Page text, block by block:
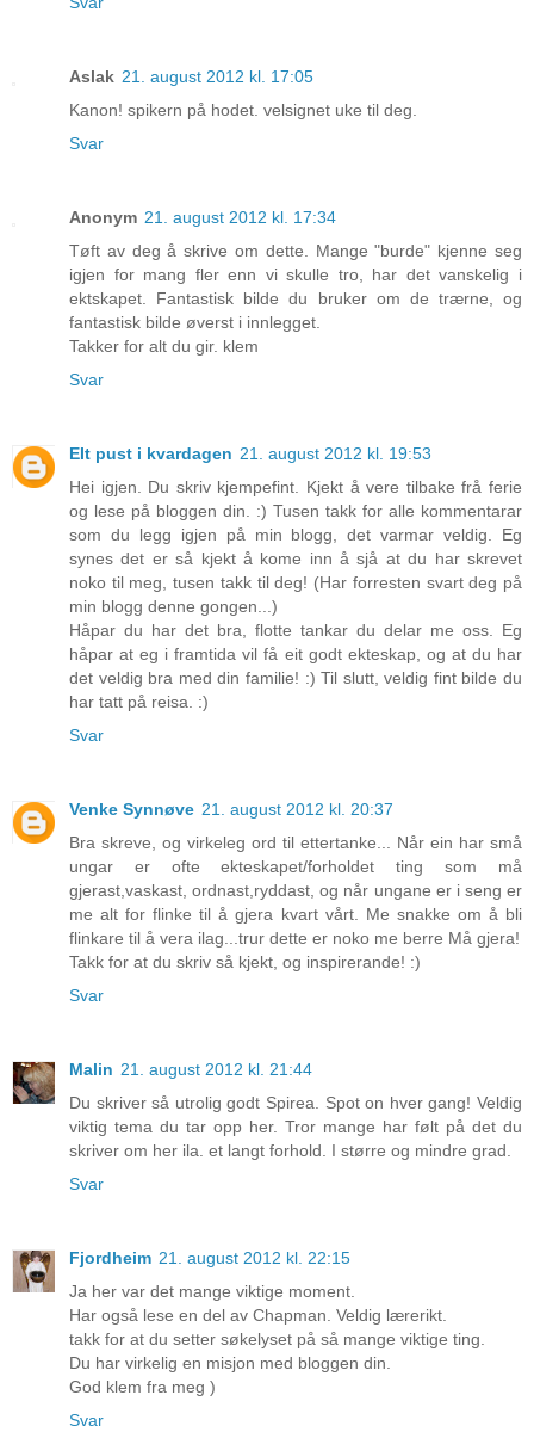
Aslak 21. august 2012 kl. 17:05
Kanon! spikern på hodet. velsignet uke til deg.
Svar
Anonym 21. august 2012 kl. 17:34
Tøft av deg å skrive om dette. Mange "burde" kjenne seg
igjen for mang fler enn vi skulle tro, har det vanskelig i
ektskapet. Fantastisk bilde du bruker om de trærne, og
fantastisk bilde øverst i innlegget.
Takker for alt du gir. klem
Svar
EIt pust i kvardagen 21. august 2012 kl. 19:53
Hei igjen. Du skriv kjempefint. Kjekt å vere tilbake frå ferie
og lese på bloggen din. :) Tusen takk for alle kommentarar
som du legg igjen på min blogg, det varmar veldig. Eg
synes det er så kjekt å kome inn å sjå at du har skrevet
noko til meg, tusen takk til deg! (Har forresten svart deg på
min blogg denne gongen...)
Håpar du har det bra, flotte tankar du delar me oss. Eg
håpar at eg i framtida vil få eit godt ekteskap, og at du har
det veldig bra med din familie! :) Til slutt, veldig fint bilde du
har tatt på reisa. :)
Svar
Venke Synnøve 21. august 2012 kl. 20:37
Bra skreve, og virkeleg ord til ettertanke... Når ein har små
ungar er ofte ekteskapet/forholdet ting som må
gjerast,vaskast, ordnast,ryddast, og når ungane er i seng er
me alt for flinke til å gjera kvart vårt. Me snakke om å bli
flinkare til å vera ilag...trur dette er noko me berre Må gjera!
Takk for at du skriv så kjekt, og inspirerande! :)
Svar
Malin 21. august 2012 kl. 21:44
Du skriver så utrolig godt Spirea. Spot on hver gang! Veldig
viktig tema du tar opp her. Tror mange har følt på det du
skriver om her ila. et langt forhold. I større og mindre grad.
Svar
Fjordheim 21. august 2012 kl. 22:15
Ja her var det mange viktige moment.
Har også lese en del av Chapman. Veldig lærerikt.
takk for at du setter søkelyset på så mange viktige ting.
Du har virkelig en misjon med bloggen din.
God klem fra meg )
Svar